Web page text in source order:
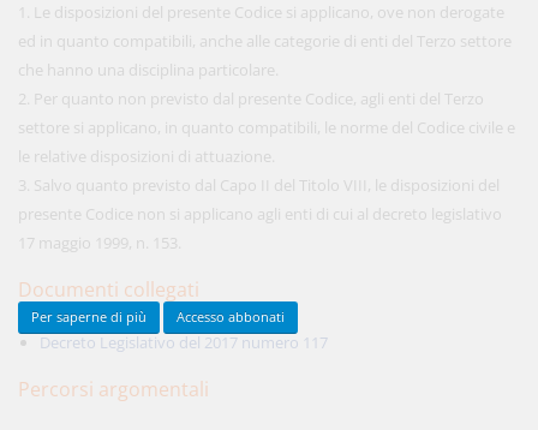
1. Le disposizioni del presente Codice si applicano, ove non derogate
ed in quanto compatibili, anche alle categorie di enti del Terzo settore
che hanno una disciplina particolare.
2. Per quanto non previsto dal presente Codice, agli enti del Terzo
settore si applicano, in quanto compatibili, le norme del Codice civile e
le relative disposizioni di attuazione.
3. Salvo quanto previsto dal Capo II del Titolo VIII, le disposizioni del
presente Codice non si applicano agli enti di cui al decreto legislativo
17 maggio 1999, n. 153.
Documenti collegati
Decreto Legislativo del 2017 numero 117
Percorsi argomentali
450,00 € ANNUALI
anziché 570.00€
Acquista ora
48,00 €
Per saperne di più Accesso abbonati